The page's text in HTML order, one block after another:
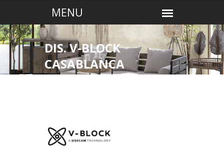
DIS. V-BLOCK
CASABLANCA
TEMPERED LD 355CC